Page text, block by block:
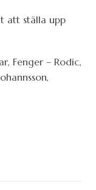
att ställa upp
Fenger – Rodic,